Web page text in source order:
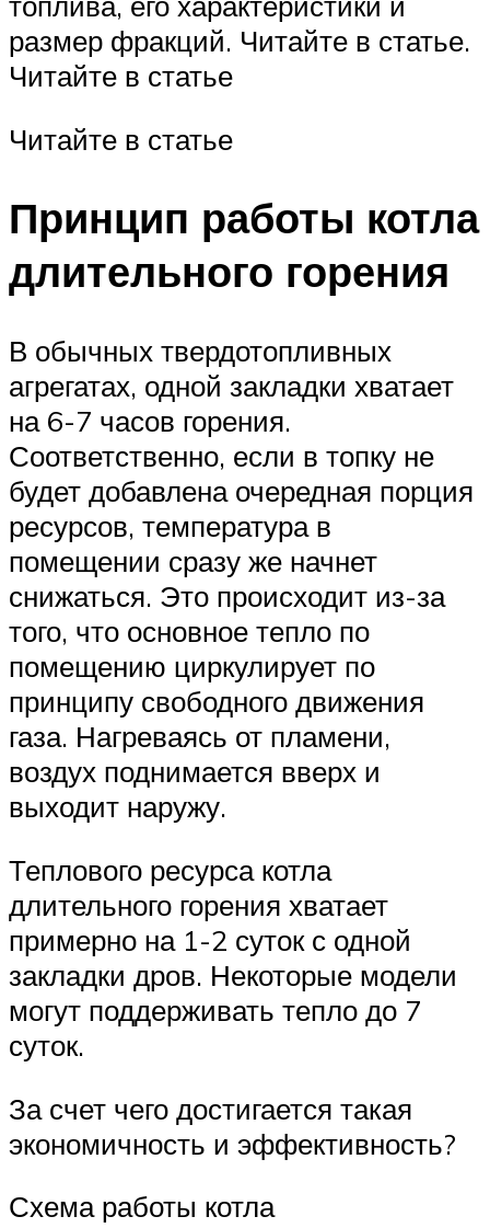
размер фракций. Читайте в статье.
Читайте в статье
Читайте в статье
Принцип работы котла
длительного горения
В обычных твердотопливных
агрегатах, одной закладки хватает
на 6-7 часов горения.
Соответственно, если в топку не
будет добавлена очередная порция
ресурсов, температура в
помещении сразу же начнет
снижаться. Это происходит из-за
того, что основное тепло по
помещению циркулирует по
принципу свободного движения
газа. Нагреваясь от пламени,
воздух поднимается вверх и
выходит наружу.
Теплового ресурса котла
длительного горения хватает
примерно на 1-2 суток с одной
закладки дров. Некоторые модели
могут поддерживать тепло до 7
суток.
За счет чего достигается такая
экономичность и эффективность?
Схема работы котла